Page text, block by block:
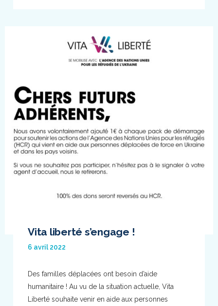
Vita liberté s’engage !
6 avril 2022
Des familles déplacées ont besoin d’aide
humanitaire ! Au vu de la situation actuelle, Vita
Liberté souhaite venir en aide aux personnes